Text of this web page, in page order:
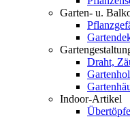
Garten- u.
Draht,
Indoor-Artikel